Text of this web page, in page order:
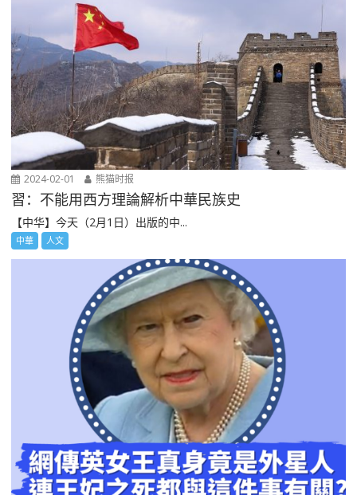
2024-02-01 熊猫时报
習：不能用西方理論解析中華民族史
【中华】今天（2月1日）出版的中...
中華 人文